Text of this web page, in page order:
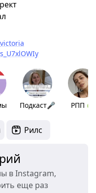
Подкаст🎤 РПП 🍏
Рилс
в Instagram,
еще раз